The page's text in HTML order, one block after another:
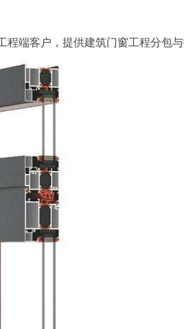
程端客户，提供建筑门窗工程分包